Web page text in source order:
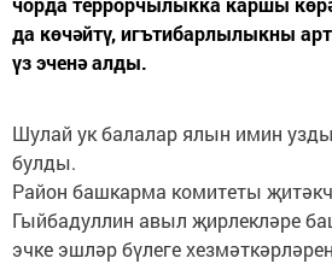
да көчәйтү, игътибарлылыкны
үз эченә алды.
Шулай ук балалар ялын имин
булды.
Район башкарма комитеты
Гыйбадуллин авыл җирлекләре
эчке эшләр бүлеге